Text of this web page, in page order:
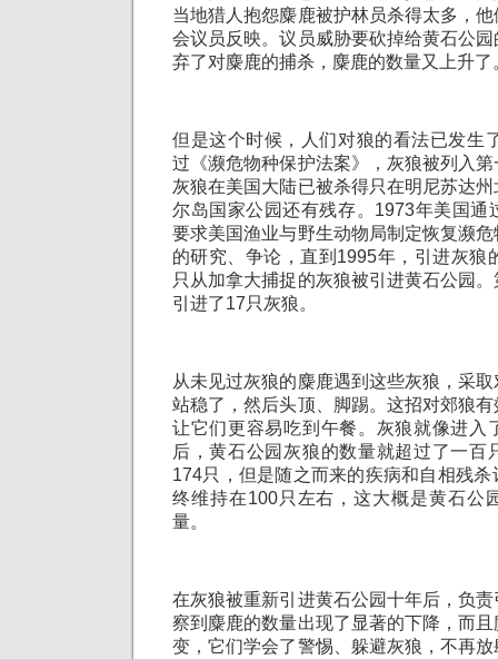
当地猎人抱怨麋鹿被护林员杀得太多，
会议员反映。议员威胁要砍掉给黄石公
弃了对麋鹿的捕杀，麋鹿的数量又上升了
但是这个时候，人们对狼的看法已发生
过《濒危物种保护法案》，灰狼被列入
灰狼在美国大陆已被杀得只在明尼苏达
尔岛国家公园还有残存。1973年美国通
要求美国渔业与野生动物局制定恢复濒
的研究、争论，直到1995年，引进灰狼
只从加拿大捕捉的灰狼被引进黄石公园
引进了17只灰狼。
从未见过灰狼的麋鹿遇到这些灰狼，采
站稳了，然后头顶、脚踢。这招对郊狼
让它们更容易吃到午餐。灰狼就像进入
后，黄石公园灰狼的数量就超过了一百
174只，但是随之而来的疾病和自相残
终维持在100只左右，这大概是黄石公
量。
在灰狼被重新引进黄石公园十年后，负
察到麋鹿的数量出现了显著的下降，而
变，它们学会了警惕、躲避灰狼，不再